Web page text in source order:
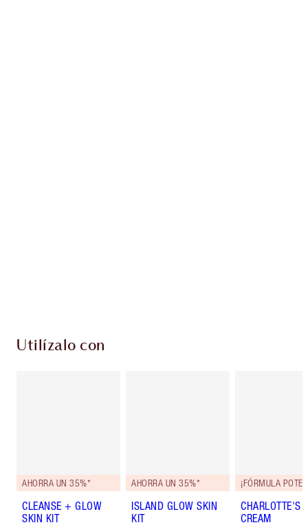
Utilízalo con
AHORRA UN 35%*
CLEANSE + GLOW
SKIN KIT
AHORRA UN 35%*
ISLAND GLOW SKIN
KIT
CHARLOTTE'S
CREAM